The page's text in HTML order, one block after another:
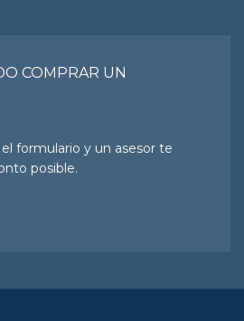
COMPRAR UN
formulario y un asesor te
posible.